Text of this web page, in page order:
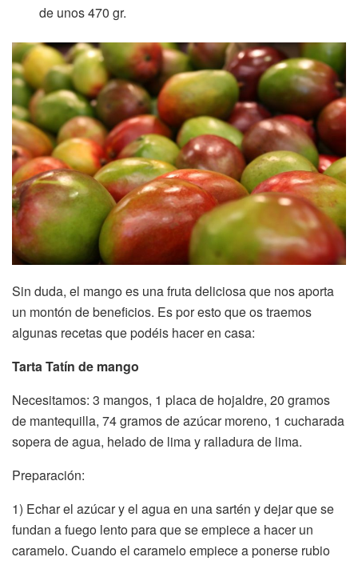
de unos 470 gr.
Sin duda, el mango es una fruta deliciosa que nos aporta
un montón de beneficios. Es por esto que os traemos
algunas recetas que podéis hacer en casa:
Tarta Tatín de mango
Necesitamos: 3 mangos, 1 placa de hojaldre, 20 gramos
de mantequilla, 74 gramos de azúcar moreno, 1 cucharada
sopera de agua, helado de lima y ralladura de lima.
Preparación:
1) Echar el azúcar y el agua en una sartén y dejar que se
fundan a fuego lento para que se empiece a hacer un
caramelo. Cuando el caramelo empiece a ponerse rubio